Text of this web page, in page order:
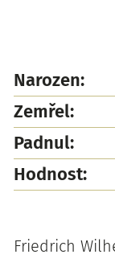
Narozen:
Zemřel:
Padnul:
Hodnost:
Friedrich